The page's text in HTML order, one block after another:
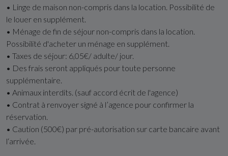
• Linge de maison non-compris dans la location. Possibilité de
le louer en supplément.
• Ménage de fin de séjour non-compris dans la location.
Possibilité d'acheter un ménage en supplément.
• Taxes de séjour: 6,05€/ adulte/ jour.
• Des frais seront appliqués pour toute personne
supplémentaire.
• Animaux interdits. (sauf accord écrit de l'agence)
• Contrat à renvoyer signé à l’agence pour confirmer la
réservation.
• Caution (500€) par pré-autorisation sur carte bancaire avant
l‘arrivée.